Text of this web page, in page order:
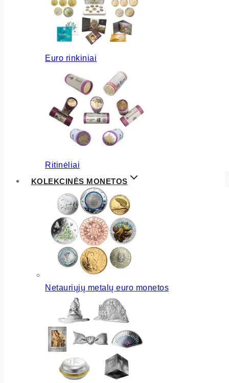
Euro rinkiniai
Ritinėliai
KOLEKCINĖS MONETOS
Netauriųjų metalų euro monetos